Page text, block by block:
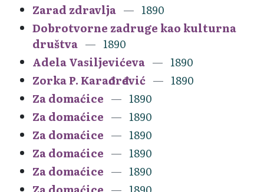
Zarad zdravlja
1890
Dobrotvorne zadruge kao kulturna
društva
1890
Adela Vasiljevićeva
1890
Zorka P. Karađorđević
1890
Za domaćice
1890
Za domaćice
1890
Za domaćice
1890
Za domaćice
1890
Za domaćice
1890